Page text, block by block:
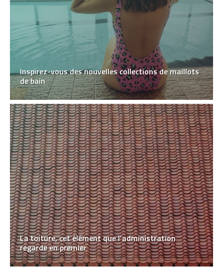
Inspirez-vous des nouvelles collections de maillots
de bain
La toiture, cet élément que l’administration
regarde en premier